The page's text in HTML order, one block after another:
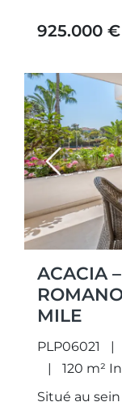
925.000 €
Previous
ACACIA
MILE
PLP06021
120 m²
Situé au